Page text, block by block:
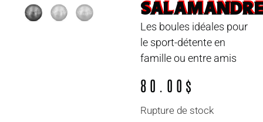
Les boules idéales pour
le sport-détente en
famille ou entre amis
80.00 $
Rupture de stock